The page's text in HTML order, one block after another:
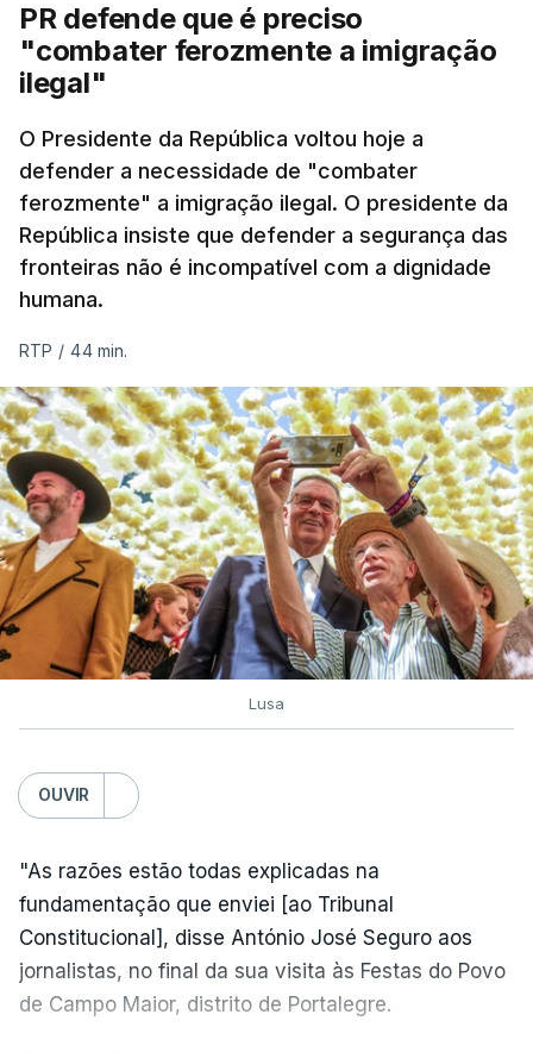
PR defende que é preciso
"combater ferozmente a imigração
ilegal"
O Presidente da República voltou hoje a
defender a necessidade de "combater
ferozmente" a imigração ilegal. O presidente da
República insiste que defender a segurança das
fronteiras não é incompatível com a dignidade
humana.
RTP / 44 min.
Lusa
OUVIR
"As razões estão todas explicadas na
fundamentação que enviei [ao Tribunal
Constitucional], disse António José Seguro aos
jornalistas, no final da sua visita às Festas do Povo
de Campo Maior, distrito de Portalegre.